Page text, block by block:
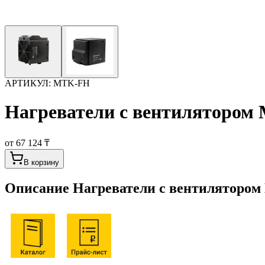
АРТИКУЛ: MTK-FH
Нагреватели с
от 67 124 ₸
В корзину
Описание Нагреватели с